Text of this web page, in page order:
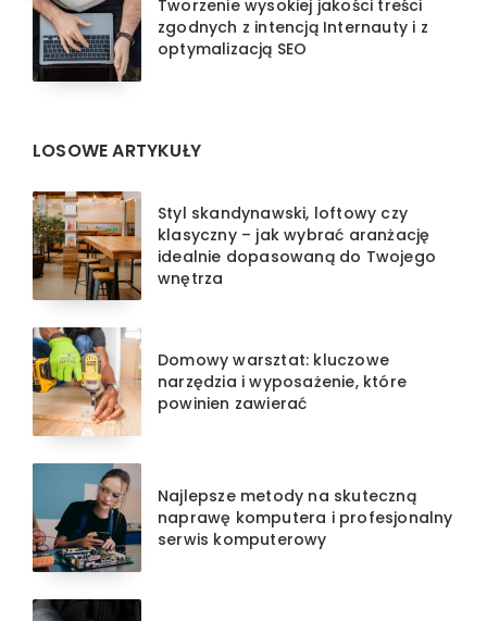
Tworzenie wysokiej jakości treści
zgodnych z intencją Internauty i z
optymalizacją SEO
LOSOWE ARTYKUŁY
Styl skandynawski, loftowy czy
klasyczny – jak wybrać aranżację
idealnie dopasowaną do Twojego
wnętrza
Domowy warsztat: kluczowe
narzędzia i wyposażenie, które
powinien zawierać
Najlepsze metody na skuteczną
naprawę komputera i profesjonalny
serwis komputerowy